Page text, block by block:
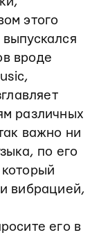
этого
вроде
различных
важно ни
по его
вибрацией,
его в